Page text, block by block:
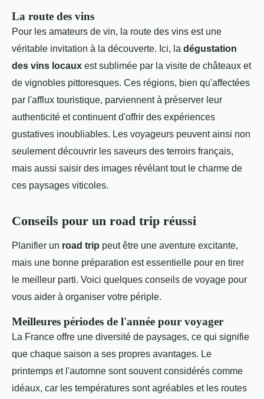
La route des vins
Pour les amateurs de vin, la route des vins est une
véritable invitation à la découverte. Ici, la dégustation
des vins locaux est sublimée par la visite de châteaux et
de vignobles pittoresques. Ces régions, bien qu'affectées
par l'afflux touristique, parviennent à préserver leur
authenticité et continuent d'offrir des expériences
gustatives inoubliables. Les voyageurs peuvent ainsi non
seulement découvrir les saveurs des terroirs français,
mais aussi saisir des images révélant tout le charme de
ces paysages viticoles.
Conseils pour un road trip réussi
Planifier un road trip peut être une aventure excitante,
mais une bonne préparation est essentielle pour en tirer
le meilleur parti. Voici quelques conseils de voyage pour
vous aider à organiser votre périple.
Meilleures périodes de l'année pour voyager
La France offre une diversité de paysages, ce qui signifie
que chaque saison a ses propres avantages. Le
printemps et l'automne sont souvent considérés comme
idéaux, car les températures sont agréables et les routes